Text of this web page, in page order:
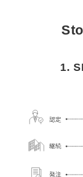
1.